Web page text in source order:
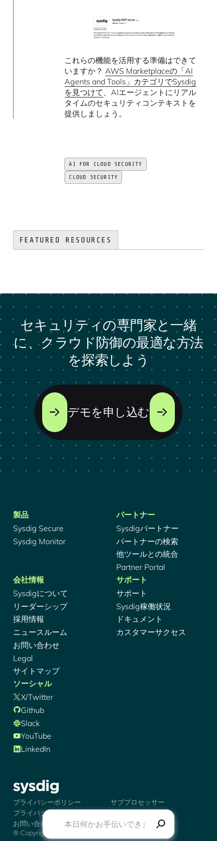
これらの機能を活用する準備はできて
いますか？ AWS Marketplaceの「AI
Agents and Tools」カテゴリでSysdig
を見つけて
、AIエージェントにリアル
タイムのセキュリティコンテキストを
提供しましょう。
AI FOR CLOUD SECURITY
CLOUD SECURITY
FEATURED RESOURCES
セキュリティの専門家と一緒
に、クラウド防御の最適な方法
を探索しよう
デモを申し込む
製品
Sysdig Secure
Sysdig Monitor
パートナー
Sysdigパートナー
パートナーの検索
他ツールとの統合
Partner Portal
会社情報
Sysdigについて
リーダーシップ
採用情報
ニュースルーム
お問い合わせ
Legal
サイトマップ
サポート
サポート
Sysdig稼働状況
ドキュメント
カスタマーサクセス
ソーシャル
X/Twitter
Github
Slack
YouTube
LinkedIn
シズディグ-ロゴ
® Copyright 2026 Sysdig, Inc.
プライバシーポリシー
サブプロセッサー
プライバシーの選択肢
お問い合わせ